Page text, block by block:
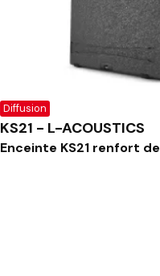
Diffusion
KS21 - L-ACOUSTICS
Enceinte KS21 renfort